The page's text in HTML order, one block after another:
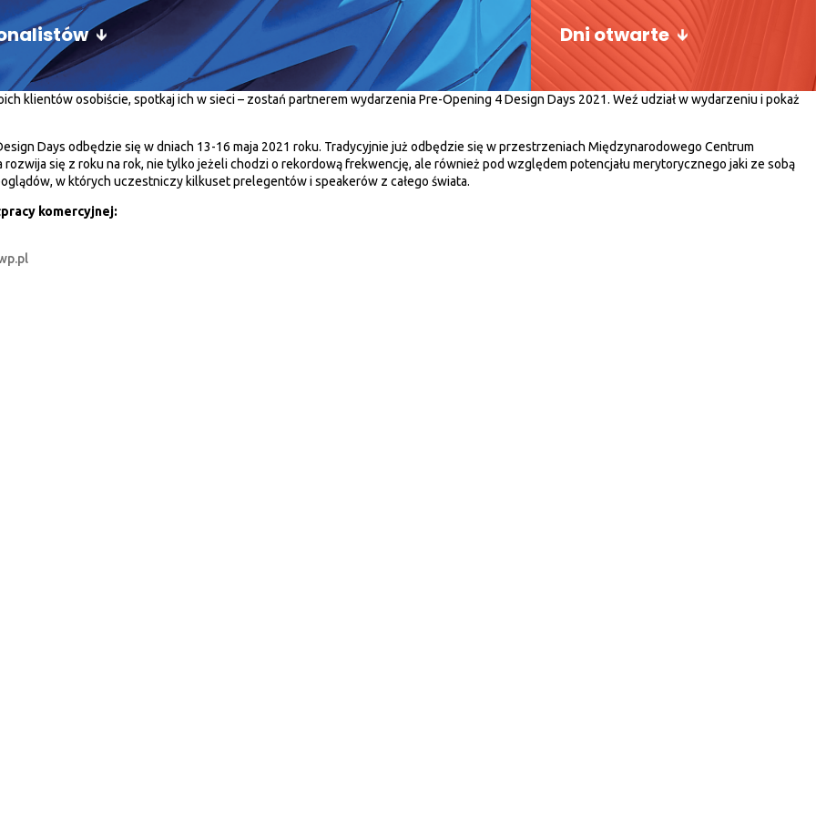
Dni otwarte
klientów osobiście, spotkaj ich w sieci – zostań partnerem wydarzenia Pre-Opening 4 Design Days 2021. Weź udział w wydarzeniu i pokaż
Days odbędzie się w dniach 13-16 maja 2021 roku. Tradycyjnie już odbędzie się w przestrzeniach Międzynarodowego Centrum
rozwija się z roku na rok, nie tylko jeżeli chodzi o rekordową frekwencję, ale również pod względem potencjału merytorycznego jaki ze sobą
w których uczestniczy kilkuset prelegentów i speakerów z całego świata.
komercyjnej: